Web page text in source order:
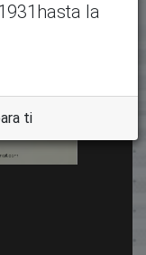
la
ti